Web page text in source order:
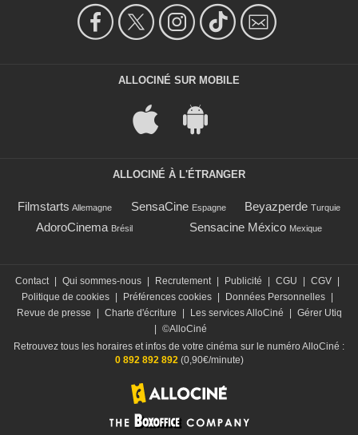
ALLOCINÉ SUR MOBILE
ALLOCINÉ À L'ÉTRANGER
Filmstarts Allemagne SensaCine Espagne Beyazperde Turquie
AdoroCinema Brésil Sensacine México Mexique
Contact Qui sommes-nous Recrutement Publicité CGU CGV
Politique de cookies
Préférences cookies Données Personnelles
Revue de presse
Charte d'écriture Les services AlloCiné
Gérer Utiq
©AlloCiné
Retrouvez tous les horaires et infos de votre cinéma sur le numéro AlloCiné :
0 892 892 892(0,90€/minute)